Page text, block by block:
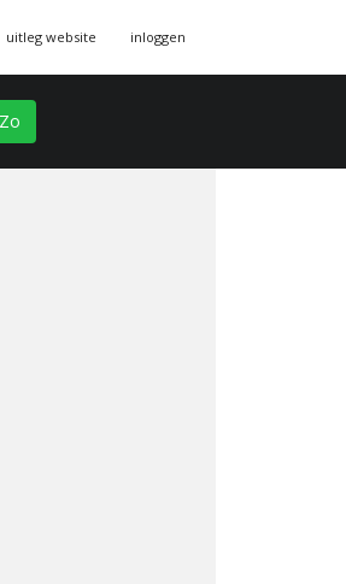
uitleg website inloggen